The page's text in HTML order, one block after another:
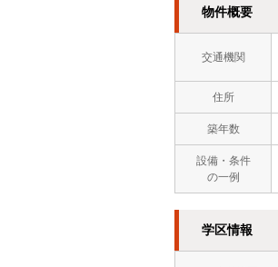
物件概要
交通機関
住所
築年数
設備・条件
の一例
学区情報